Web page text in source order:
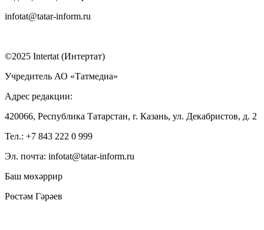
infotat@tatar-inform.ru
©2025 Intertat (Интертат)
Учредитель АО «Татмедиа»
Адрес редакции:
420066, Республика Татарстан, г. Казань, ул. Декабристов, д. 2
Тел.: +7 843 222 0 999
Эл. почта: infotat@tatar-inform.ru
Баш мөхәррир
Рөстәм Гәрәев